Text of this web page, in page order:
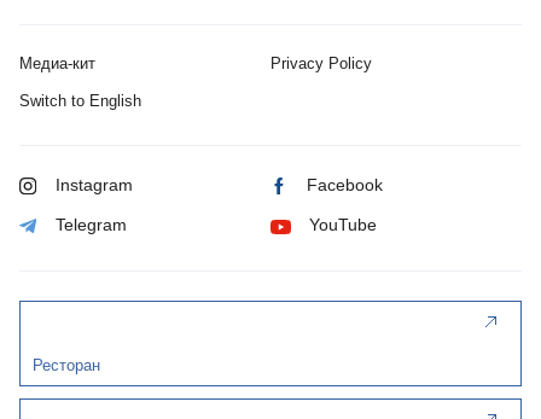
Медиа-кит Privacy Policy
Switch to English
Instagram Facebook
Telegram YouTube
Ресторан